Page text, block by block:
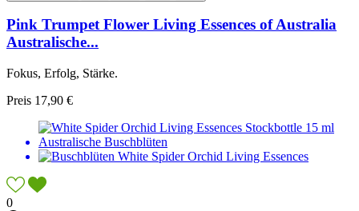
Pink Trumpet Flower Living Essences of Australia
Australische...
Fokus, Erfolg, Stärke.
Preis 17,90 €
0